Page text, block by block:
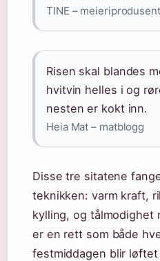
TINE – meieriprodusent
Risen skal blandes
hvitvin helles i og
nesten er kokt inn.
Heia Mat – matblogg
Disse tre sitatene
teknikken: varm kraft,
kylling, og tålmodighet
er en rett som både
festmiddagen blir løftet